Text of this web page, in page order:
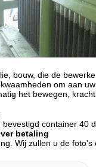
bouw, die de
om aan
het bewegen,
container 40
betaling
Wij zullen u de